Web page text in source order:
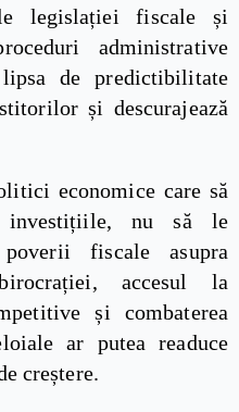
legislației fiscale și
administrative
de predictibilitate
și descurajează
economice care să
investițiile, nu să le
poverii fiscale asupra
accesul la
și combaterea
ar putea readuce
creștere.